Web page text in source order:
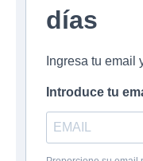
días
Ingresa tu email
Introduce tu